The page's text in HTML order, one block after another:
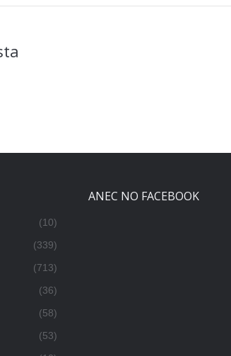
(10)
(339)
(713)
(36)
(58)
(53)
ANEC NO FACEBOOK